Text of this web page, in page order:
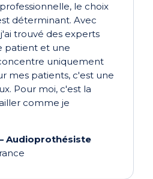
le choix
déterminant. Avec
trouvé des experts
patient et une
uniquement
mes patients, c'est une
Pour moi, c'est la
comme je
Audioprothésiste